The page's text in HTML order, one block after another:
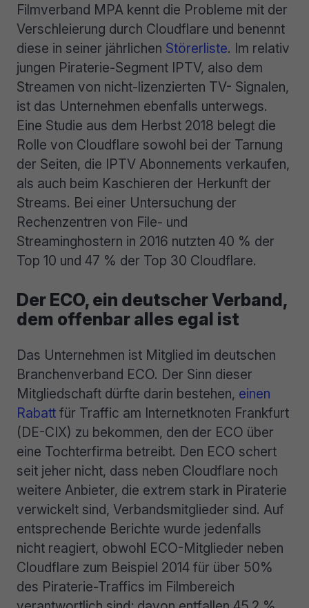
Filmverband MPA kennt die Probleme mit der
Verschleierung durch Cloudflare und benennt
diese in seiner jährlichen Störerliste. Im relativ
jungen Piraterie-Segment IPTV, also dem
Streamen von nicht-lizenzierten TV- Signalen,
ist das Unternehmen ebenfalls unterwegs.
Eine Studie aus dem Herbst 2018 belegt die
Rolle von Cloudflare sowohl bei der Tarnung
der Seiten, die IPTV Abonnements verkaufen,
als auch beim Kaschieren der Herkunft der
Streams. Bei einer Untersuchung der
Rechenzentren von File- und
Streaminghostern in 2016 nutzten 40 % der
Top 10 und 47 % der Top 30 Cloudflare.
Der ECO, ein deutscher Verband,
dem offenbar alles egal ist
Das Unternehmen ist Mitglied im deutschen
Branchenverband ECO. Der Sinn dieser
Mitgliedschaft dürfte darin bestehen, einen
Rabatt für Traffic am Internetknoten Frankfurt
(DE-CIX) zu bekommen, den der ECO über
eine Tochterfirma betreibt. Den ECO schert
seit jeher nicht, dass neben Cloudflare noch
weitere Anbieter, die extrem stark in Piraterie
verwickelt sind, Verbandsmitglieder sind. Auf
entsprechende Berichte wurde jedenfalls
nicht reagiert, obwohl ECO-Mitglieder neben
Cloudflare zum Beispiel 2014 für über 50%
des Piraterie-Traffics im Filmbereich